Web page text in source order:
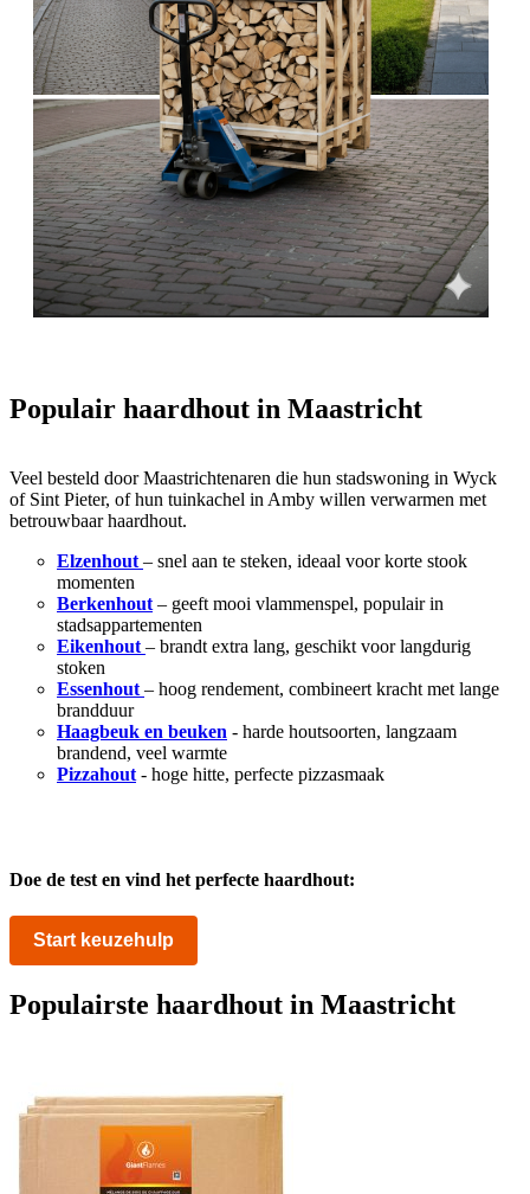
Populair haardhout in Maastricht
Veel besteld door Maastrichtenaren die hun stadswoning in Wyck
of Sint Pieter, of hun tuinkachel in Amby willen verwarmen met
betrouwbaar haardhout.
Elzenhout – snel aan te steken, ideaal voor korte stook
momenten
Berkenhout – geeft mooi vlammenspel, populair in
stadsappartementen
Eikenhout – brandt extra lang, geschikt voor langdurig
stoken
Essenhout – hoog rendement, combineert kracht met lange
brandduur
Haagbeuk en beuken - harde houtsoorten, langzaam
brandend, veel warmte
Pizzahout - hoge hitte, perfecte pizzasmaak
Doe de test en vind het perfecte haardhout:
Start keuzehulp
Populairste haardhout in Maastricht